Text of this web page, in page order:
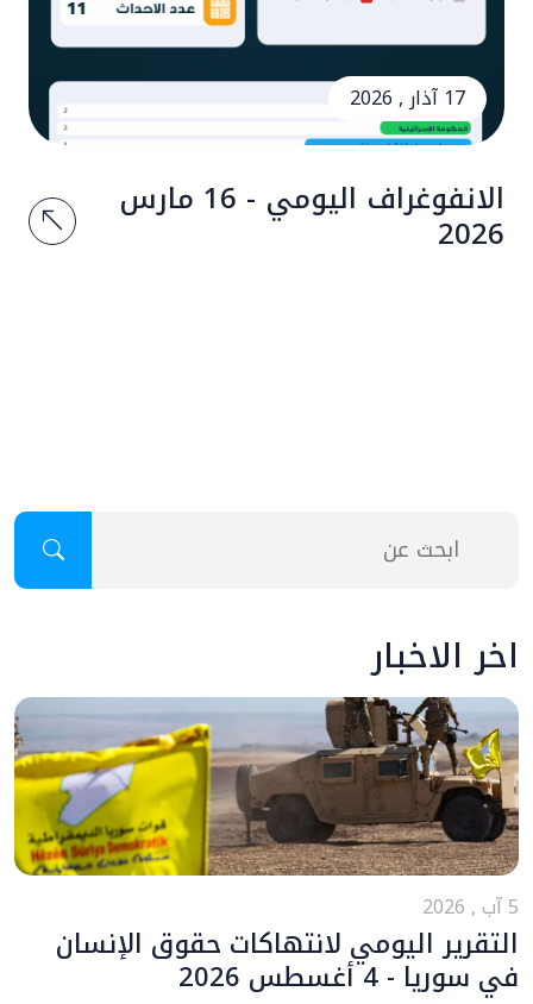
17 آذار , 2026
الانفوغراف اليومي - 16 مارس
2026
اخر الاخبار
5 آب , 2026
التقرير اليومي لانتهاكات حقوق الإنسان
في سوريا - 4 أغسطس 2026